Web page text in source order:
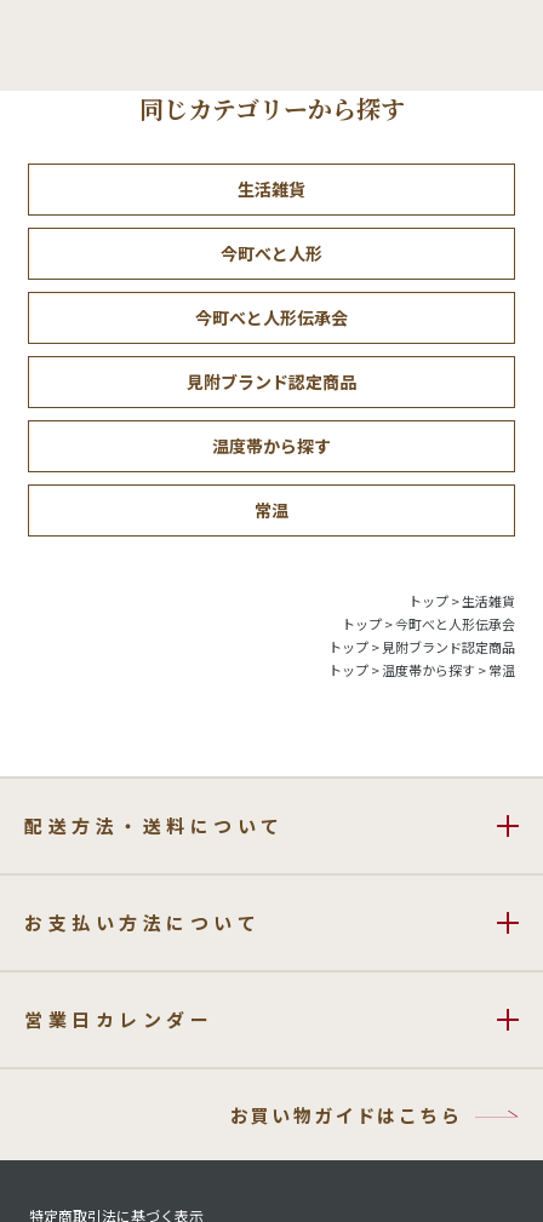
同じカテゴリーから探す
生活雑貨
今町べと人形
今町べと人形伝承会
見附ブランド認定商品
温度帯から探す
常温
トップ>生活雑貨
トップ>今町べと人形伝承会
トップ> 見附ブランド認定商品
トップ>温度帯から探す >常温
配送方法・送料について
お支払い方法について
営業日カレンダー
お買い物ガイドはこちら
特定商取引法に基づく表示